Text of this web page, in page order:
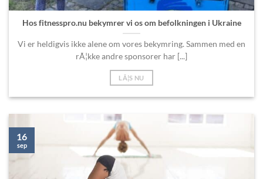
Hos fitnesspro.nu bekymrer vi os om befolkningen i Ukraine
Vi er heldigvis ikke alene om vores bekymring. Sammen med en
rÃ¦kke andre sponsorer har [...]
LÃ¦S NU
16
sep